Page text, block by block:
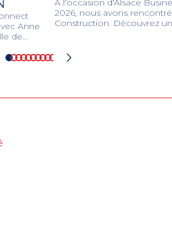
Anne
de
À l'occasion d'Alsace
2026, nous avons
Construction. Découvrez
des projets innovants et
l'environnement.